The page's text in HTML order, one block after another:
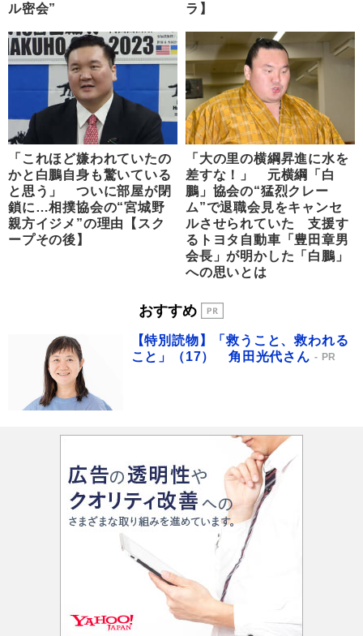
ル密会”
ラ】
「これほど嫌われていたの
かと白鵬自身も驚いている
と思う」 ついに部屋が閉
鎖に…相撲協会の“宮城野
親方イジメ”の理由【スク
ープその後】
「大の里の横綱昇進に水を
差すな！」 元横綱「白
鵬」協会の“猛烈クレー
ム”で退職会見をキャンセ
ルさせられていた 支援す
るトヨタ自動車「豊田章男
会長」が明かした「白鵬」
への思いとは
おすすめ
【特別読物】「救うこと、救われる
こと」（17） 角田光代さん
PR